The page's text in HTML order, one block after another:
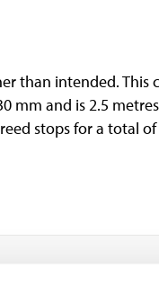
than intended. This
mm and is 2.5
stops for a total of